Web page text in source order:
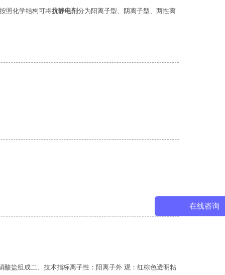
照化学结构可将抗静电剂分为阳离子型、阴离子型、两性离
酸盐组成二、技术指标离子性：阳离子外 观：红棕色透明粘
在线咨询